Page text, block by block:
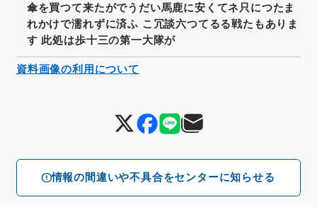
情報の間違いや不具合をセンターに知らせる
傘を買つて来たがでうだい馬鹿に安くてネ只につたま
れかけで濡れずに済ふ こ冗談六つてるる戦たもありま
す 此処は歩十三の第一大隊が
資料画像の利用について